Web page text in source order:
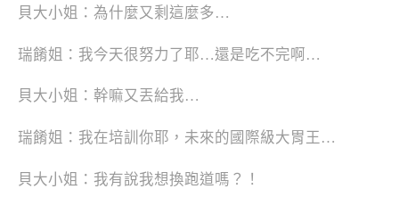
貝大小姐：為什麼又剩這麼多…
瑞餚姐：我今天很努力了耶…還是吃不完啊…
貝大小姐：幹嘛又丟給我…
瑞餚姐：我在培訓你耶，未來的國際級大胃王…
貝大小姐：我有說我想換跑道嗎？！